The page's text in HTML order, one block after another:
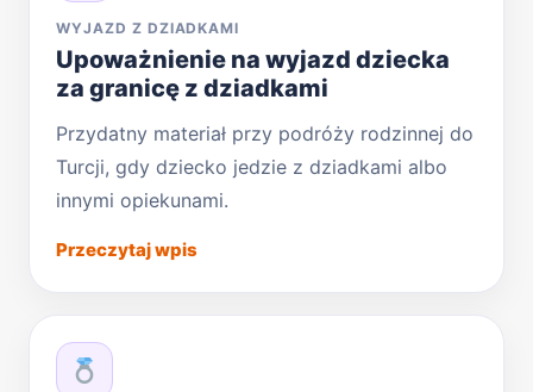
WYJAZD Z DZIADKAMI
Upoważnienie na wyjazd dziecka
za granicę z dziadkami
Przydatny materiał przy podróży rodzinnej do
Turcji, gdy dziecko jedzie z dziadkami albo
innymi opiekunami.
Przeczytaj wpis